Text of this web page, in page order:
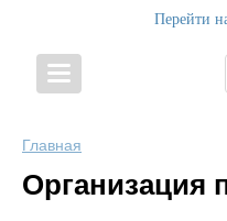
Перейти
Главная
Организация